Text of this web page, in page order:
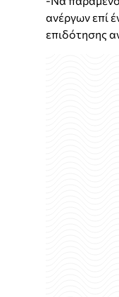
ανέργων επί
επιδότησης